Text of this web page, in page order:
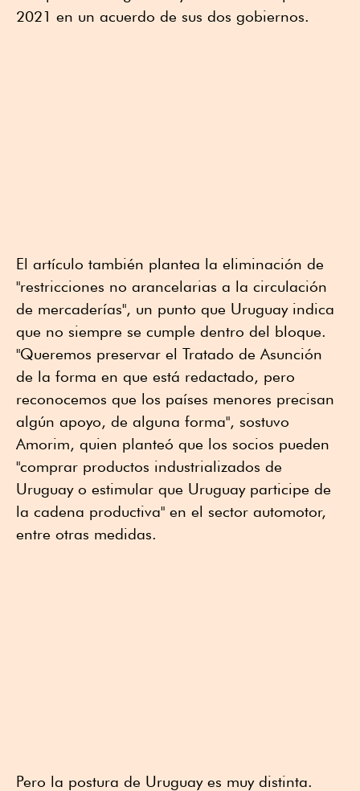
2021 en un acuerdo de sus dos gobiernos.
El artículo también plantea la eliminación de
"restricciones no arancelarias a la circulación
de mercaderías", un punto que Uruguay indica
que no siempre se cumple dentro del bloque.
"Queremos preservar el Tratado de Asunción
de la forma en que está redactado, pero
reconocemos que los países menores precisan
algún apoyo, de alguna forma", sostuvo
Amorim, quien planteó que los socios pueden
"comprar productos industrializados de
Uruguay o estimular que Uruguay participe de
la cadena productiva" en el sector automotor,
entre otras medidas.
Pero la postura de Uruguay es muy distinta.